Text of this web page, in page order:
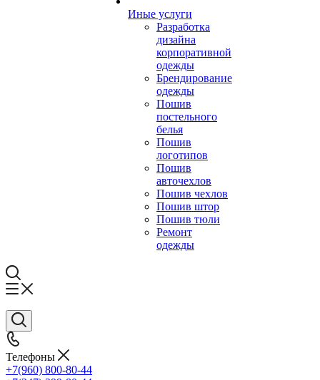
Иные услуги
Разработка
дизайна
корпоративной
одежды
Брендирование
одежды
Пошив
постельного
белья
Пошив
логотипов
Пошив
авточехлов
Пошив чехлов
Пошив штор
Пошив тюли
Ремонт
одежды
Телефоны
+7(960) 800-80-44